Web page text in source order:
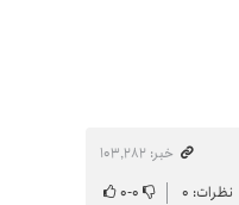
خبر: ۱۰۳٬۲۸۲
نظرات: ۰ ۰-۰